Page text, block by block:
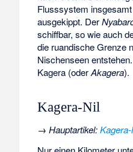
Flusssystem
ausgekippt. Der
schiffbar, so wie auch
die ruandische Grenze
Nischenseen
Kagera (oderAkagera).
Kagera-Nil
→Hauptartikel: